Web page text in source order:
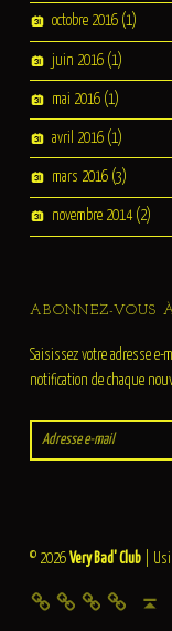
octobre 2016(1)
juin 2016(1)
mai 2016(1)
avril 2016(1)
mars 2016(3)
novembre 2014(2)
ABONNEZ-VOUS
Saisissez votre adresse e-
notification de chaque
Adresse e-mail
© 2026 Very Bad' Club
Le clubBadistes, les tournois de FranceContactInfos Pratiques